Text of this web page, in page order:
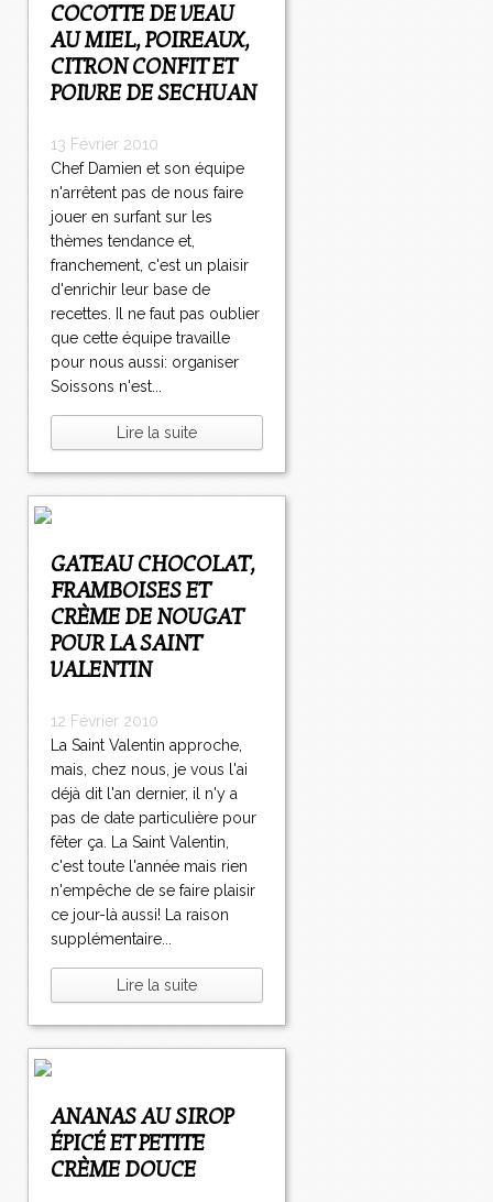
COCOTTE DE VEAU
AU MIEL, POIREAUX,
CITRON CONFIT ET
POIVRE DE SECHUAN
13 Février 2010
Chef Damien et son équipe
n'arrêtent pas de nous faire
jouer en surfant sur les
thèmes tendance et,
franchement, c'est un plaisir
d'enrichir leur base de
recettes. Il ne faut pas oublier
que cette équipe travaille
pour nous aussi: organiser
Soissons n'est...
Lire la suite
GATEAU CHOCOLAT,
FRAMBOISES ET
CRÈME DE NOUGAT
POUR LA SAINT
VALENTIN
12 Février 2010
La Saint Valentin approche,
mais, chez nous, je vous l'ai
déjà dit l'an dernier, il n'y a
pas de date particulière pour
fêter ça. La Saint Valentin,
c'est toute l'année mais rien
n'empêche de se faire plaisir
ce jour-là aussi! La raison
supplémentaire...
Lire la suite
ANANAS AU SIROP
ÉPICÉ ET PETITE
CRÈME DOUCE